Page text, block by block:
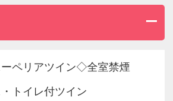
は、近隣のコインパーキングを
はございませんので全額お客様
ペリアツイン◇全室禁煙
トイレ付ツイン